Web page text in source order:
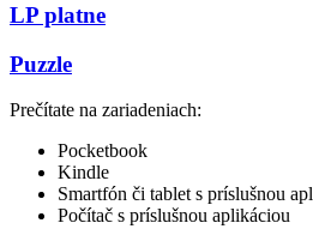
LP platne
Puzzle
Prečítate na zariadeniach:
Pocketbook
Kindle
Smartfón či tablet s príslušnou
Počítač s príslušnou aplikáciou